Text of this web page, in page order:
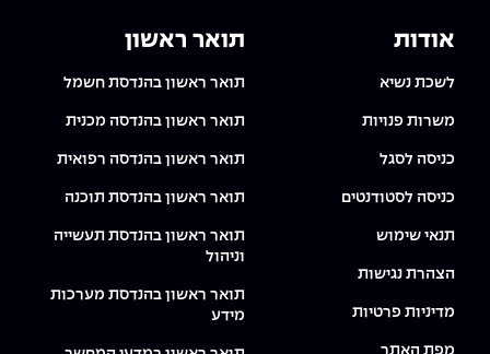
אודות
לשכת נשיא
משרות פנויות
כניסה לסגל
כניסה לסטודנטים
תנאי שימוש
הצהרת נגישות
מדיניות פרטיות
מפת האתר
תואר ראשון
תואר ראשון בהנדסת חשמל
תואר ראשון בהנדסה מכנית
תואר ראשון בהנדסה רפואית
תואר ראשון בהנדסת תוכנה
תואר ראשון בהנדסת תעשייה
וניהול
תואר ראשון בהנדסת מערכות
מידע